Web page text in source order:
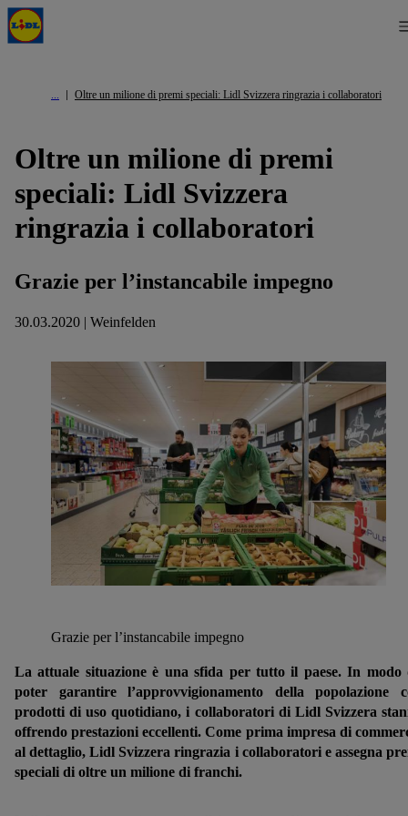
Oltre un milione di premi speciali: Lidl Svizzera ringrazia i collaboratori
Oltre un milione di premi
speciali: Lidl Svizzera
ringrazia i collaboratori
Grazie per l’instancabile impegno
30.03.2020 | Weinfelden
Grazie per l’instancabile impegno
La attuale situazione è una sfida per tutto il paese. In modo
poter garantire l’approvvigionamento della popolazione
prodotti di uso quotidiano, i collaboratori di Lidl Svizzera
offrendo prestazioni eccellenti. Come prima impresa di
al dettaglio, Lidl Svizzera ringrazia i collaboratori e assegna
speciali di oltre un milione di franchi.